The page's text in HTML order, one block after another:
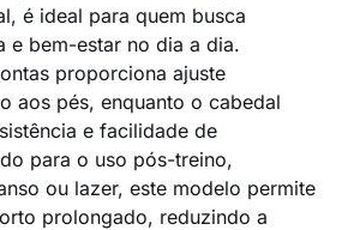
é ideal para quem busca
e bem-estar no dia a dia.
proporciona ajuste
aos pés, enquanto o cabedal
e facilidade de
para o uso pós-treino,
ou lazer, este modelo permite
prolongado, reduzindo a